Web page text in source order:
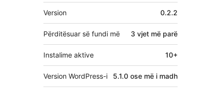
Të
tjera
Version 0.2.2
Përditësuar së fundi më 3 vjet më parë
Instalime aktive 10+
Version WordPress-i 5.1.0 ose më i madh